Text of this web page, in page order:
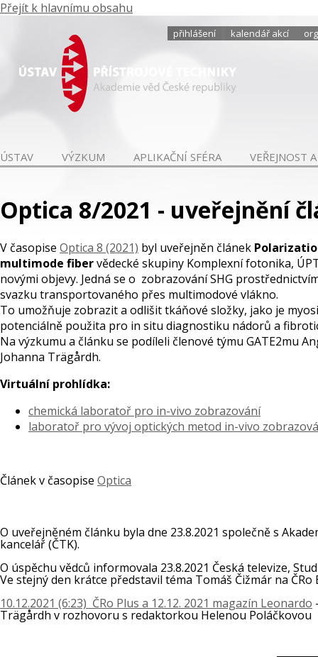
Přejít k hlavnímu obsahu
přihlášení kalendář akcí
ÚSTAV VÝZKUM APLIKAČNÍ SFÉRA VEŘEJNOST
Optica 8/2021 - uveřejnění
V časopise Optica 8 (2021) byl uveřejněn článek
multimode fibervědecké skupiny Komplexní fotonika,
novými objevy. Jedná se o zobrazování SHG
svazku transportovaného přes multimodové vlákno.
To umožňuje zobrazit a odlišit tkáňové složky, jako je
potenciálně použita pro in situ diagnostiku nádorů a
Na výzkumu a článku se podíleli členové týmu GATE2mu
Johanna Trägårdh.
Virtuální prohlídka:
chemická laboratoř pro in-vivo zobrazování
laboratoř pro vývoj optických metod in-vivo
Článek v časopise Optica
O uveřejněném článku byla dne 23.8.2021 společně s
kancelář (ČTK).
O úspěchu vědců informovala 23.8.2021 Česká televize,
Ve stejný den krátce představil téma Tomáš Čižmár na ČRo
10.12.2021 (6:23) ČRo Plus a 12.12. 2021 magazín Leonardo
Trägårdh v rozhovoru s redaktorkou Helenou Poláčkovou